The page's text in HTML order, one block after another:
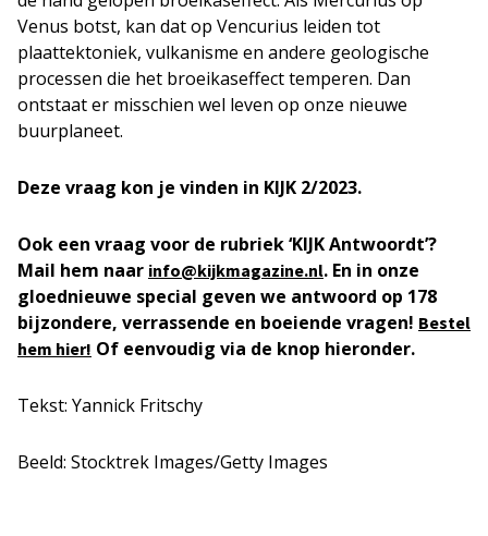
Venus botst, kan dat op Vencurius leiden tot
plaattektoniek, vulkanisme en andere geologische
processen die het broeikaseffect temperen. Dan
ontstaat er misschien wel leven op onze nieuwe
buurplaneet.
Deze vraag kon je vinden in KIJK 2/2023.
Ook een vraag voor de rubriek ‘KIJK Antwoordt’?
Mail hem naar info@kijkmagazine.nl. En in onze
gloednieuwe special geven we antwoord op 178
bijzondere, verrassende en boeiende vragen! Bestel
hem hier! Of eenvoudig via de knop hieronder.
Tekst: Yannick Fritschy
Beeld: Stocktrek Images/Getty Images